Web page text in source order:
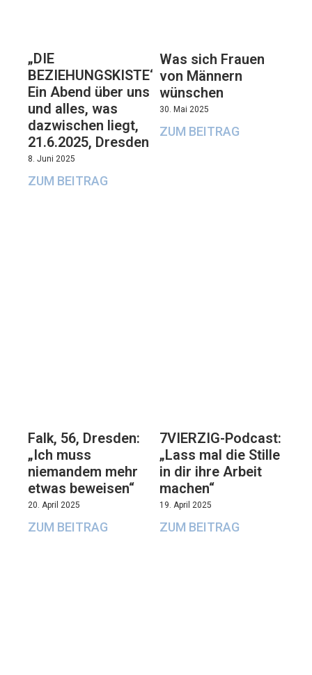
„DIE
BEZIEHUNGSKISTE“:
Ein Abend über uns
und alles, was
dazwischen liegt,
21.6.2025, Dresden
8. Juni 2025
ZUM BEITRAG
Was sich Frauen
von Männern
wünschen
30. Mai 2025
ZUM BEITRAG
Falk, 56, Dresden:
„Ich muss
niemandem mehr
etwas beweisen“
20. April 2025
ZUM BEITRAG
7VIERZIG-Podcast:
„Lass mal die Stille
in dir ihre Arbeit
machen“
19. April 2025
ZUM BEITRAG